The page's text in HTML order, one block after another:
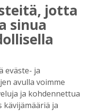
tiet,
lääkäripula… –
kanssa piisasi
16:00
vahvistui –
heijastui alkuvuoden
jotta
sinua
eväste- ja
avulla voimme
ja kohdennettua
kävijämääriä ja